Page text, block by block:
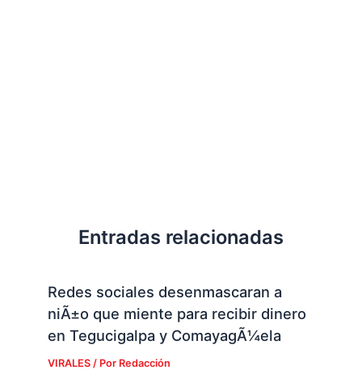
Entradas relacionadas
Redes sociales desenmascaran a
niÃ±o que miente para recibir dinero
en Tegucigalpa y ComayagÃ¼ela
VIRALES/ Por Redacción